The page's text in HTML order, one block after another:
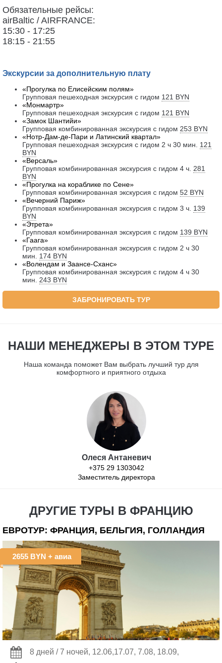
Обязательные рейсы:
airBaltic / AIRFRANCE:
15:30 - 17:25
18:15 - 21:55
Экскурсии за дополнительную плату
«Прогулка по Елисейским полям»
Групповая пешеходная экскурсия с гидом 121 BYN
«Монмартр»
Групповая пешеходная экскурсия с гидом 121 BYN
«Замок Шантийи»
Групповая комбинированная экскурсия с гидом 253 BYN
«Нотр-Дам-де-Пари и Латинский квартал»
Групповая пешеходная экскурсия с гидом 2 ч 30 мин. 121
BYN
«Версаль»
Групповая комбинированная экскурсия с гидом 4 ч. 281
BYN
«Прогулка на кораблике по Сене»
Групповая комбинированная экскурсия с гидом 52 BYN
«Вечерний Париж»
Групповая комбинированная экскурсия с гидом 3 ч. 139
BYN
«Этрета»
Групповая комбинированная экскурсия с гидом 139 BYN
«Гаага»
Групповая комбинированная экскурсия с гидом 2 ч 30
мин. 174 BYN
«Волендам и Заансе-Сханс»
Групповая комбинированная экскурсия с гидом 4 ч 30
мин. 243 BYN
ЗАБРОНИРОВАТЬ ТУР
НАШИ МЕНЕДЖЕРЫ В ЭТОМ ТУРЕ
Наша команда поможет Вам выбрать лучший тур для
комфортного и приятного отдыха
Олеся Антаневич
+375 29 1303042
Заместитель директора
ДРУГИЕ ТУРЫ В ФРАНЦИЮ
ЕВРОТУР: ФРАНЦИЯ, БЕЛЬГИЯ, ГОЛЛАНДИЯ
2655 BYN + авиа
8 дней / 7 ночей, 12.06,17.07, 7.08, 18.09,